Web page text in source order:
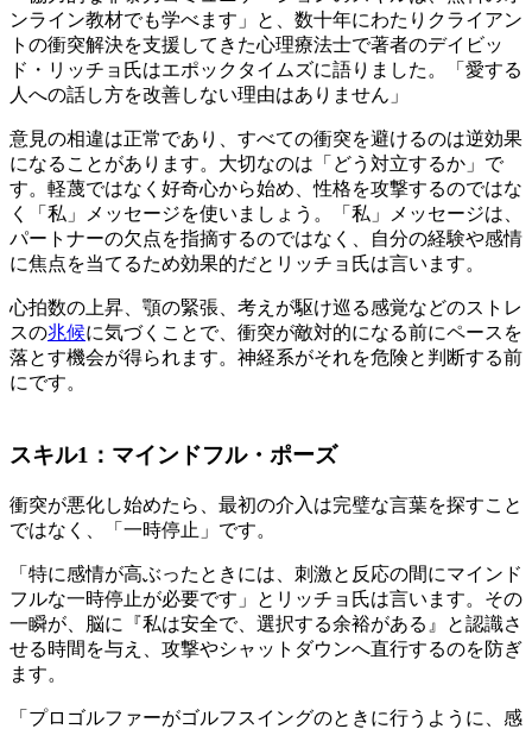
ンライン教材でも学べます」と、数十年にわたりクライアン
トの衝突解決を支援してきた心理療法士で著者のデイビッ
ド・リッチョ氏はエポックタイムズに語りました。「愛する
人への話し方を改善しない理由はありません」
意見の相違は正常であり、すべての衝突を避けるのは逆効果
になることがあります。大切なのは「どう対立するか」で
す。軽蔑ではなく好奇心から始め、性格を攻撃するのではな
く「私」メッセージを使いましょう。「私」メッセージは、
パートナーの欠点を指摘するのではなく、自分の経験や感情
に焦点を当てるため効果的だとリッチョ氏は言います。
心拍数の上昇、顎の緊張、考えが駆け巡る感覚などのストレ
スの兆候に気づくことで、衝突が敵対的になる前にペースを
落とす機会が得られます。神経系がそれを危険と判断する前
にです。
スキル1：マインドフル・ポーズ
衝突が悪化し始めたら、最初の介入は完璧な言葉を探すこと
ではなく、「一時停止」です。
「特に感情が高ぶったときには、刺激と反応の間にマインド
フルな一時停止が必要です」とリッチョ氏は言います。その
一瞬が、脳に『私は安全で、選択する余裕がある』と認識さ
せる時間を与え、攻撃やシャットダウンへ直行するのを防ぎ
ます。
「プロゴルファーがゴルフスイングのときに行うように、感